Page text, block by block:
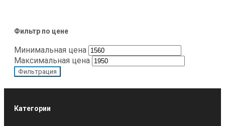
Фильтр по цене
Минимальная цена
Максимальная цена
Фильтрация
Категории